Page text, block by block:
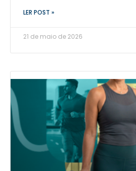
LER POST »
21 de maio de 2026